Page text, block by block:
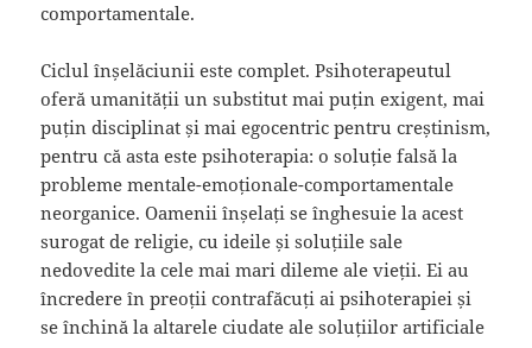
comportamentale.
Ciclul înșelăciunii este complet. Psihoterapeutul
oferă umanității un substitut mai puțin exigent, mai
puțin disciplinat și mai egocentric pentru creștinism,
pentru că asta este psihoterapia: o soluție falsă la
probleme mentale-emoționale-comportamentale
neorganice. Oamenii înșelați se înghesuie la acest
surogat de religie, cu ideile și soluțiile sale
nedovedite la cele mai mari dileme ale vieții. Ei au
încredere în preoții contrafăcuți ai psihoterapiei și
se închină la altarele ciudate ale soluțiilor artificiale